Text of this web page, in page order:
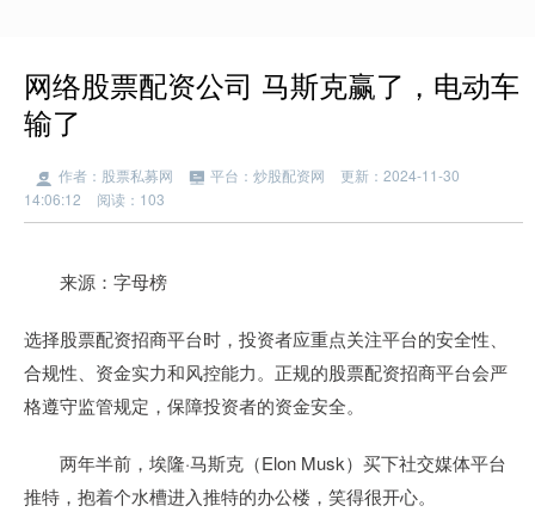
网络股票配资公司 马斯克赢了，电动车
输了
作者：股票私募网 平台：炒股配资网
更新：2024-11-30
14:06:12
阅读：103
来源：字母榜
选择股票配资招商平台时，投资者应重点关注平台的安全性、
合规性、资金实力和风控能力。正规的股票配资招商平台会严
格遵守监管规定，保障投资者的资金安全。
两年半前，埃隆·马斯克（Elon Musk）买下社交媒体平台
推特，抱着个水槽进入推特的办公楼，笑得很开心。